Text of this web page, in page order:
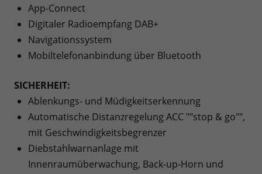
App-Connect
Digitaler Radioempfang DAB+
Navigationssystem
Mobiltelefonanbindung über Bluetooth
SICHERHEIT:
Ablenkungs- und Müdigkeitserkennung
Automatische Distanzregelung ACC ""stop & go"",
mit Geschwindigkeitsbegrenzer
Diebstahlwarnanlage mit
Innenraumüberwachung, Back-up-Horn und